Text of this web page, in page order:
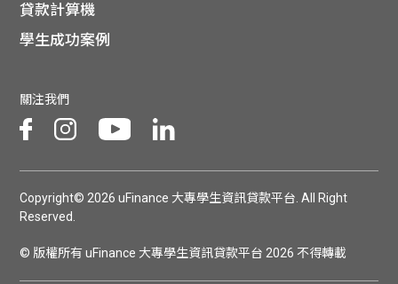
貸款計算機
學生成功案例
關注我們
Copyright© 2026 uFinance 大專學生資訊貸款平台. All Right
Reserved.
© 版權所有 uFinance 大專學生資訊貸款平台 2026 不得轉載